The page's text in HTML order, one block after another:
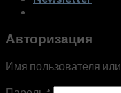
Авторизация
Имя пользователя